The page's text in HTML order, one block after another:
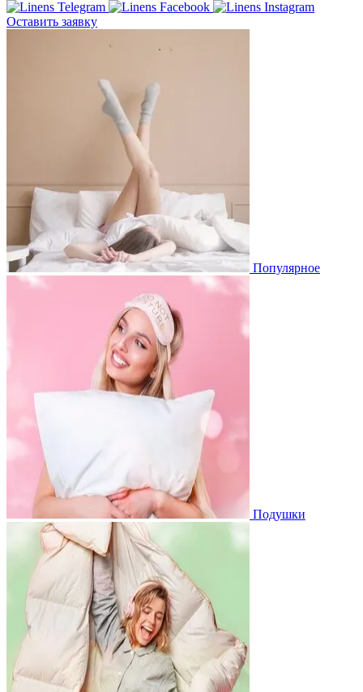
Оставить заявку
Популярное
Подушки